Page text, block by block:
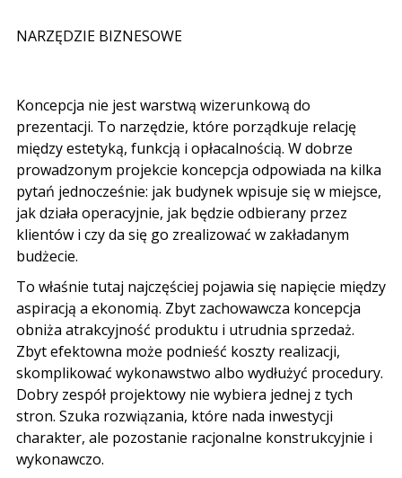
NARZĘDZIE BIZNESOWE
Koncepcja nie jest warstwą wizerunkową do
prezentacji. To narzędzie, które porządkuje relację
między estetyką, funkcją i opłacalnością. W dobrze
prowadzonym projekcie koncepcja odpowiada na kilka
pytań jednocześnie: jak budynek wpisuje się w miejsce,
jak działa operacyjnie, jak będzie odbierany przez
klientów i czy da się go zrealizować w zakładanym
budżecie.
To właśnie tutaj najczęściej pojawia się napięcie między
aspiracją a ekonomią. Zbyt zachowawcza koncepcja
obniża atrakcyjność produktu i utrudnia sprzedaż.
Zbyt efektowna może podnieść koszty realizacji,
skomplikować wykonawstwo albo wydłużyć procedury.
Dobry zespół projektowy nie wybiera jednej z tych
stron. Szuka rozwiązania, które nada inwestycji
charakter, ale pozostanie racjonalne konstrukcyjnie i
wykonawczo.